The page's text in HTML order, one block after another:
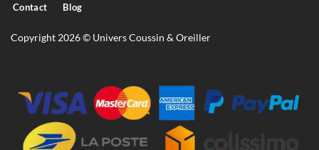
Contact Blog
Copyright 2026 © Univers Coussin & Oreiller